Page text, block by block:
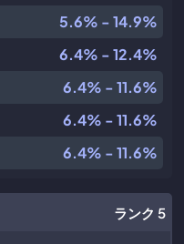
5.6% - 14.9%
6.4% - 12.4%
6.4% - 11.6%
6.4% - 11.6%
6.4% - 11.6%
ランク 5